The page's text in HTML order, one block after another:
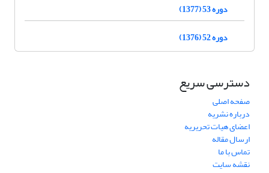
دوره 53 (1377)
دوره 52 (1376)
دسترسی سریع
صفحه اصلی
درباره نشریه
اعضای هیات تحریریه
ارسال مقاله
تماس با ما
نقشه سایت